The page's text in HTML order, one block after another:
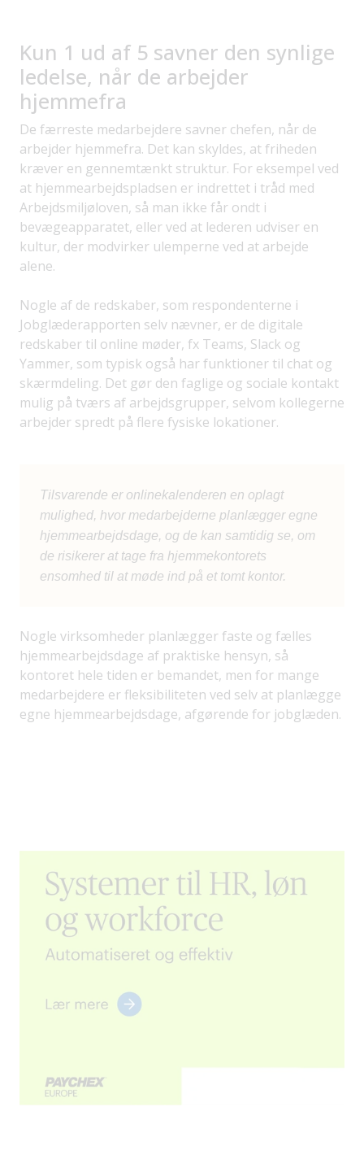
Kun 1 ud af 5 savner den synlige
ledelse, når de arbejder
hjemmefra
De færreste medarbejdere savner chefen, når de
arbejder hjemmefra. Det kan skyldes, at friheden
kræver en gennemtænkt struktur. For eksempel ved
at hjemmearbejdspladsen er indrettet i tråd med
Arbejdsmiljøloven, så man ikke får ondt i
bevægeapparatet, eller ved at lederen udviser en
kultur, der modvirker ulemperne ved at arbejde
alene.
Nogle af de redskaber, som respondenterne i
Jobglæderapporten selv nævner, er de digitale
redskaber til online møder, fx Teams, Slack og
Yammer, som typisk også har funktioner til chat og
skærmdeling. Det gør den faglige og sociale kontakt
mulig på tværs af arbejdsgrupper, selvom kollegerne
arbejder spredt på flere fysiske lokationer.
Tilsvarende er onlinekalenderen en oplagt
mulighed, hvor medarbejderne planlægger egne
hjemmearbejdsdage, og de kan samtidig se, om
de risikerer at tage fra hjemmekontorets
ensomhed til at møde ind på et tomt kontor.
Nogle virksomheder planlægger faste og fælles
hjemmearbejdsdage af praktiske hensyn, så
kontoret hele tiden er bemandet, men for mange
medarbejdere er fleksibiliteten ved selv at planlægge
egne hjemmearbejdsdage, afgørende for jobglæden.